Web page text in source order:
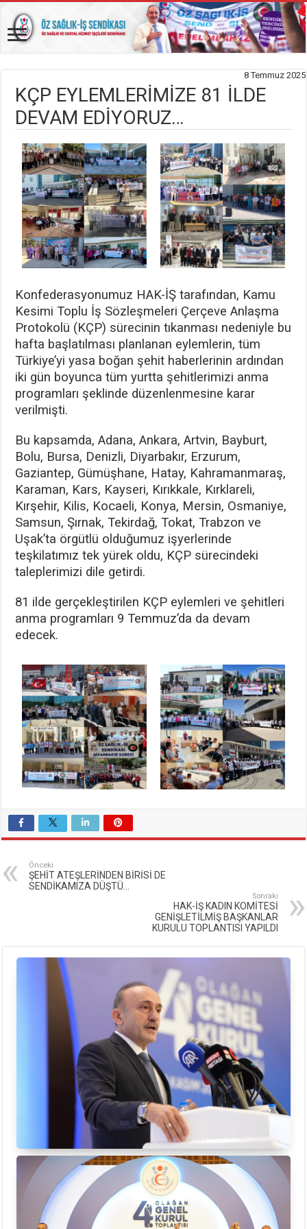
8 Temmuz 2025
KÇP EYLEMLERİMİZE 81 İLDE
DEVAM EDİYORUZ…
Konfederasyonumuz HAK-İŞ tarafından, Kamu
Kesimi Toplu İş Sözleşmeleri Çerçeve Anlaşma
Protokolü (KÇP) sürecinin tıkanması nedeniyle bu
hafta başlatılması planlanan eylemlerin, tüm
Türkiye’yi yasa boğan şehit haberlerinin ardından
iki gün boyunca tüm yurtta şehitlerimizi anma
programları şeklinde düzenlenmesine karar
verilmişti.
Bu kapsamda, Adana, Ankara, Artvin, Bayburt,
Bolu, Bursa, Denizli, Diyarbakır, Erzurum,
Gaziantep, Gümüşhane, Hatay, Kahramanmaraş,
Karaman, Kars, Kayseri, Kırıkkale, Kırklareli,
Kırşehir, Kilis, Kocaeli, Konya, Mersin, Osmaniye,
Samsun, Şırnak, Tekirdağ, Tokat, Trabzon ve
Uşak’ta örgütlü olduğumuz işyerlerinde
teşkilatımız tek yürek oldu, KÇP sürecindeki
taleplerimizi dile getirdi.
81 ilde gerçekleştirilen KÇP eylemleri ve şehitleri
anma programları 9 Temmuz’da da devam
edecek.
Önceki
ŞEHİT ATEŞLERİNDEN BİRİSİ DE
SENDİKAMIZA DÜŞTÜ…
Sonraki
HAK-İŞ KADIN KOMİTESİ
GENİŞLETİLMİŞ BAŞKANLAR
KURULU TOPLANTISI YAPILDI